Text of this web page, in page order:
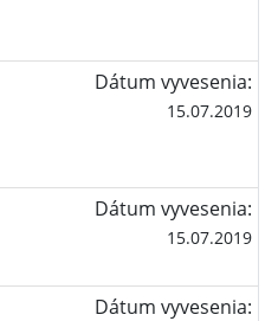
Dátum vyvesenia:
15.07.2019
Dátum vyvesenia:
15.07.2019
Dátum vyvesenia: